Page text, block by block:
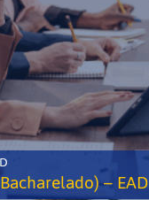
– EAD